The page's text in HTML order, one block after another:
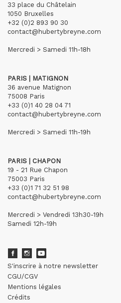
33 place du Châtelain
1050 Bruxelles
+32 (0)2 893 90 30
contact@hubertybreyne.com
Mercredi > Samedi 11h-18h
PARIS | MATIGNON
36 avenue Matignon
75008 Paris
+33 (0)1 40 28 04 71
contact@hubertybreyne.com
Mercredi > Samedi 11h-19h
PARIS | CHAPON
19 - 21 Rue Chapon
75003 Paris
+33 (0)1 71 32 51 98
contact@hubertybreyne.com
Mercredi > Vendredi 13h30-19h
Samedi 12h-19h
S'inscrire à notre newsletter
CGU/CGV
Mentions légales
Crédits